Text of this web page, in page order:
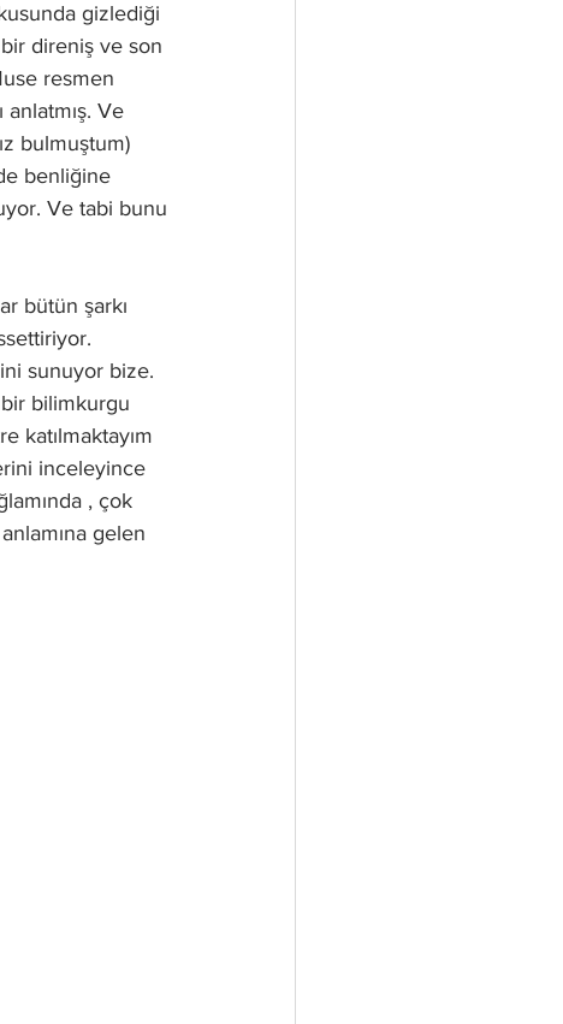
gizlediği
direniş ve son
resmen
anlatmış. Ve
bulmuştum)
benliğine
Ve tabi bunu
bütün şarkı
sunuyor bize.
bilimkurgu
katılmaktayım
inceleyince
, çok
gelen